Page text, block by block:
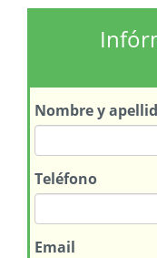
Nombrey
Teléfono
Email